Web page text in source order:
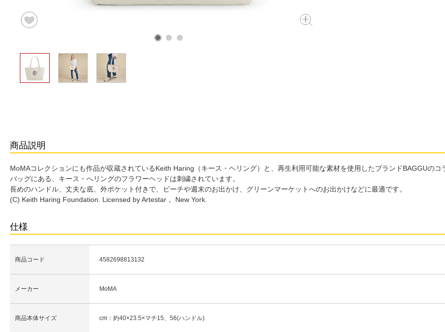
商品説明
MoMAコレクションにも作品が収蔵されているKeith Haring（キース・ヘリング）と、再生利用可能な素材を使用したブランドBAGGUのコ
バッグにある、キース・へリングのフラワーヘッドは刺繍されています。
長めのハンドル、丈夫な底、外ポケット付きで、ビーチや週末のお出かけ、グリーンマーケットへのお出かけなどに最適です。
(C) Keith Haring Foundation. Licensed by Artestar， New York.
仕様
商品コード 4582698813132
メーカー MoMA
商品本体サイズ cm：約40×23.5×マチ15、56(ハンドル)